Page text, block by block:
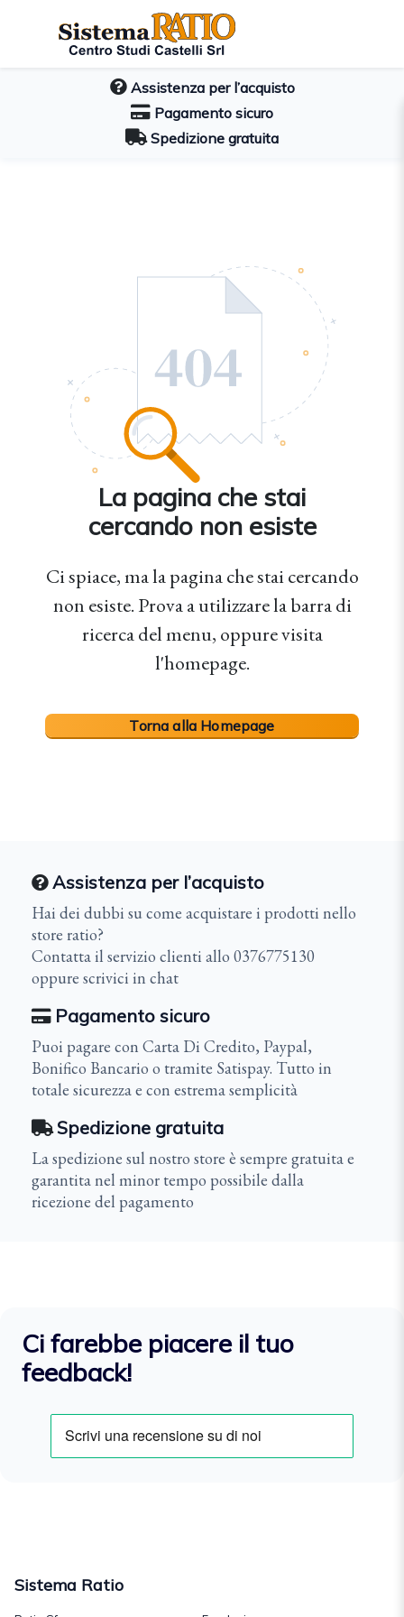
Assistenza per l’acquisto
Pagamento sicuro
Spedizione gratuita
La pagina che stai
cercando non esiste
Ci spiace, ma la pagina che stai cercando
non esiste. Prova a utilizzare la barra di
ricerca del menu, oppure visita
l'homepage.
Torna alla Homepage
Assistenza per l’acquisto
Hai dei dubbi su come acquistare i prodotti nello
store ratio?
Contatta il servizio clienti allo 0376775130
oppure scrivici in chat
Pagamento sicuro
Puoi pagare con Carta Di Credito, Paypal,
Bonifico Bancario o tramite Satispay. Tutto in
totale sicurezza e con estrema semplicità
Spedizione gratuita
La spedizione sul nostro store è sempre gratuita e
garantita nel minor tempo possibile dalla
ricezione del pagamento
Ci farebbe piacere il tuo
feedback!
Sistema Ratio